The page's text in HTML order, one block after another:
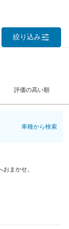
絞り込み
評価の高い順
車種から検索
まかせ。